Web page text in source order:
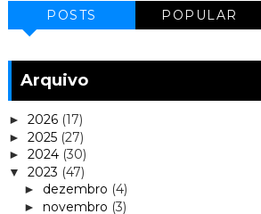
POSTS POPULAR
Arquivo
► 2026 (17)
► 2025 (27)
► 2024 (30)
▼ 2023 (47)
► dezembro (4)
► novembro (3)